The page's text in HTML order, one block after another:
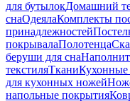
для бутылокДомашний
снаОдеялаКомплекты
принадлежностей
покрывалаПолотенца
беруши для сна
текстиляТканиКухонные
для кухонных ножей
напольные покрытия